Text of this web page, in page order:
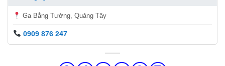
Ga Bằng Tường, Quảng Tây
0909 876 247